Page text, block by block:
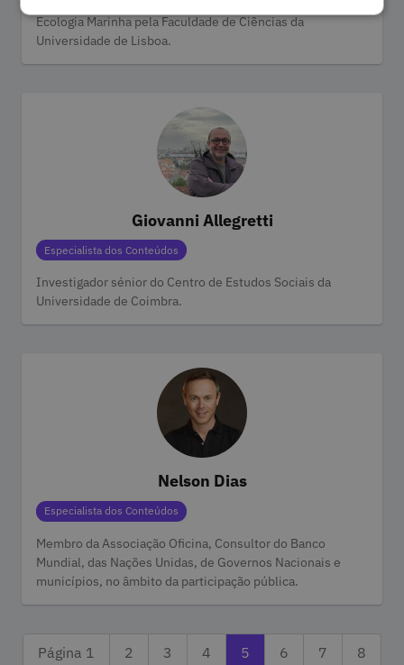
Ecologia Marinha pela Faculdade de Ciências da
Universidade de Lisboa.
Giovanni Allegretti
Categorias
Especialista dos Conteúdos
Investigador sénior do Centro de Estudos Sociais da
Universidade de Coimbra.
Nelson Dias
Categorias
Especialista dos Conteúdos
Membro da Associação Oficina, Consultor do Banco
Mundial, das Nações Unidas, de Governos Nacionais e
municípios, no âmbito da participação pública.
Página 1 Página 2
2 Página 3
3 Página anterior 4
4 A ler a página 5
5 Página seguinte 6
6 Página 7
7 Última
8